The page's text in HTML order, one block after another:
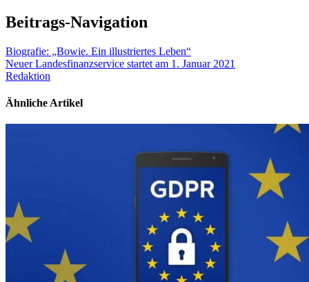
Beitrags-Navigation
Biografie: „Bowie. Ein illustriertes Leben“
Neuer Landesfinanzservice startet am 1. Januar 2021
Redaktion
Ähnliche Artikel